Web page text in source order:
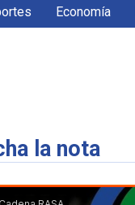
Economía
la nota